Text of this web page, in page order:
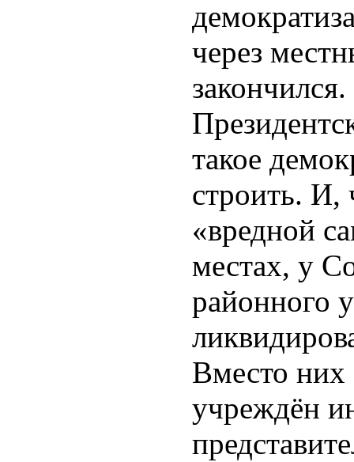
через
такое
строить. И,
«вредной
местах, у
районного
Вместо них
учреждён